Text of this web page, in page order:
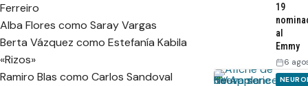
Ferreiro
Alba Flores como Saray Vargas
Berta Vázquez como Estefanía Kabila
«Rizos»
Ramiro Blas como Carlos Sandoval
19
al
Emmy
6